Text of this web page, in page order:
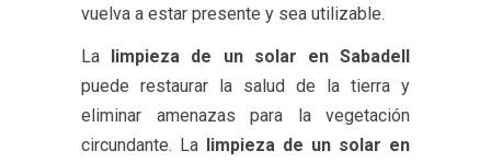
vuelva a estar presente y sea utilizable.
La limpieza de un solar en Sabadell
puede restaurar la salud de la tierra y
eliminar amenazas para la vegetación
circundante. La limpieza de un solar en